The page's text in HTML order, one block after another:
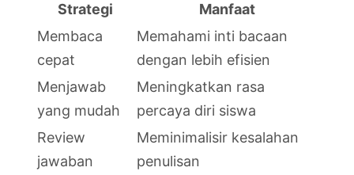
Strategi
Manfaat
Membaca
cepat
Memahami inti bacaan
dengan lebih efisien
Menjawab
yang mudah
Meningkatkan rasa
percaya diri siswa
Review
jawaban
Meminimalisir kesalahan
penulisan